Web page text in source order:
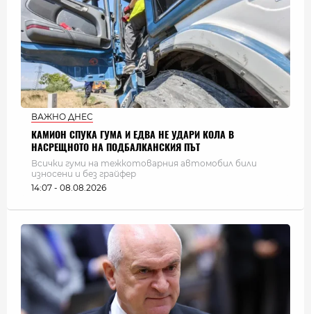
ВАЖНО ДНЕС
КАМИОН СПУКА ГУМА И ЕДВА НЕ УДАРИ КОЛА В
НАСРЕЩНОТО НА ПОДБАЛКАНСКИЯ ПЪТ
Всички гуми на тежкотоварния автомобил били
износени и без грайфер
14:07 - 08.08.2026